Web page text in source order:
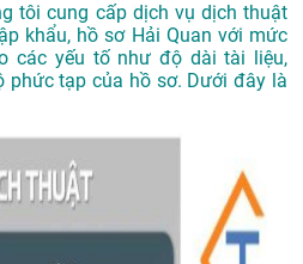
tôi cung cấp dịch vụ dịch thuật
khẩu, hồ sơ Hải Quan với mức
các yếu tố như độ dài tài liệu,
phức tạp của hồ sơ. Dưới đây là